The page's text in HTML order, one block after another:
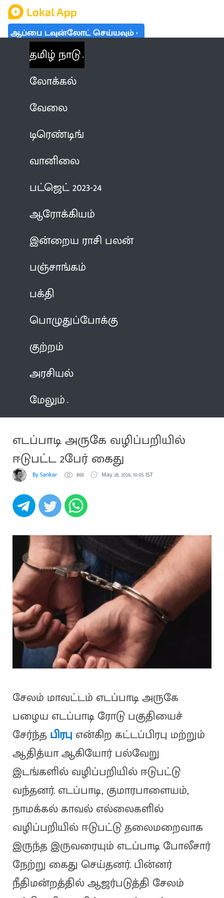
ஆப்பை டவுன்லோட் செய்யவும்
தமிழ் நாடு
லோக்கல்
வேலை
டிரெண்டிங்
வானிலை
பட்ஜெட் 2023-24
ஆரோக்கியம்
இன்றைய ராசி பலன்
பஞ்சாங்கம்
பக்தி
பொழுதுப்போக்கு
குற்றம்
அரசியல்
மேலும்
எடப்பாடி அருகே வழிப்பறியில்
ஈடுபட்ட 2பேர் கைது
By Sankar 869 May 28, 2026, 10:05 IST
சேலம் மாவட்டம் எடப்பாடி அருகே
பழைய எடப்பாடி ரோடு பகுதியைச்
சேர்ந்தபிரபு என்கிற கட்டப்பிரபு மற்றும்
ஆதித்யா ஆகியோர் பல்வேறு
இடங்களில் வழிப்பறியில் ஈடுபட்டு
வந்தனர். எடப்பாடி, குமாரபாளையம்,
நாமக்கல் காவல் எல்லைகளில்
வழிப்பறியில் ஈடுபட்டு தலைமறைவாக
இருந்த இருவரையும் எடப்பாடி போலீசார்
நேற்று கைது செய்தனர். பின்னர்
நீதிமன்றத்தில் ஆஜர்படுத்தி சேலம்